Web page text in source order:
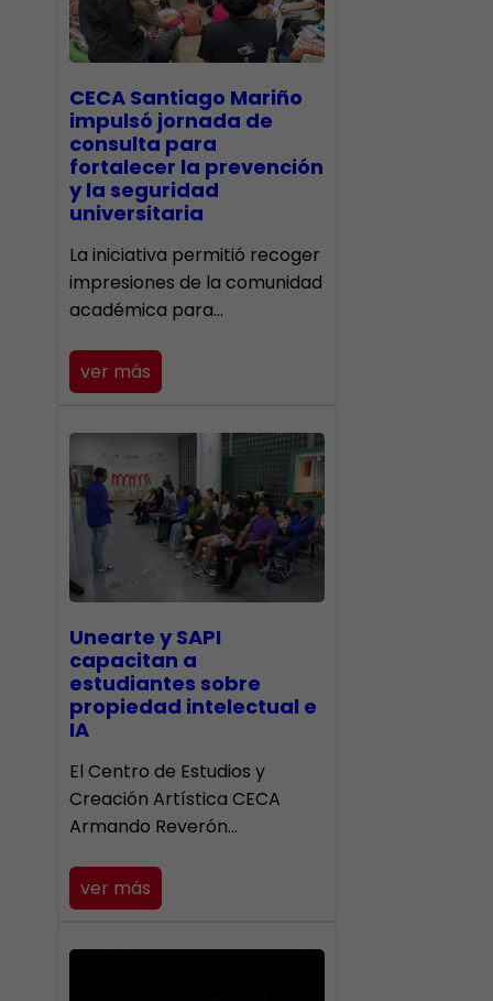
CECA Santiago Mariño
impulsó jornada de
consulta para
fortalecer la prevención
y la seguridad
universitaria
La iniciativa permitió recoger
impresiones de la comunidad
académica para…
ver más
Unearte y SAPI
capacitan a
estudiantes sobre
propiedad intelectual e
IA
El Centro de Estudios y
Creación Artística CECA
Armando Reverón…
ver más